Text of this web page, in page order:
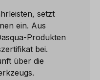
setzt
ein. Aus
Produkten
bei.
über die